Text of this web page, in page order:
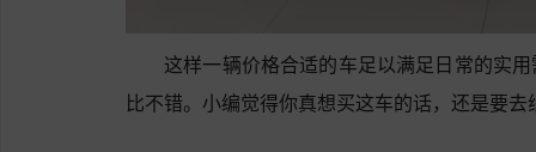
这样一辆价格合适的车足以满足日常的实
比不错。小编觉得你真想买这车的话，还是要